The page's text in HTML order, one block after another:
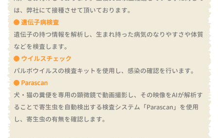
は、弊社にて接種させて頂いております。
遺伝子病検査
遺伝子の持つ情報を解析し、生まれ持った病気のなりやすさや体質
などを検査します。
ウイルスチェック
パルボウイルスの検査キットを使用し、感染の確認を行います。
Parascan
犬・猫の糞便を専用の顕微鏡で動画撮影し、その映像をAIが解析す
ることで寄生虫を自動検出する検査システム「Parascan」を使用
し、寄生虫の有無を確認します。